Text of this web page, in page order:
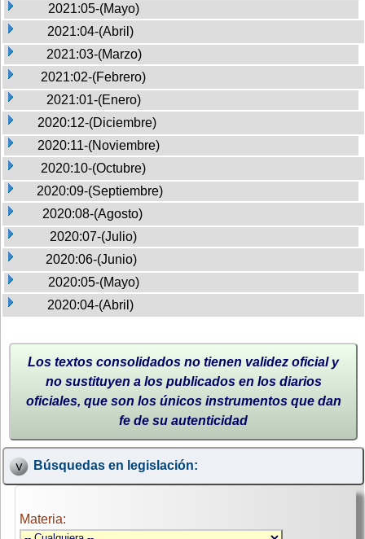
2021:05-(Mayo)
2021:04-(Abril)
2021:03-(Marzo)
2021:02-(Febrero)
2021:01-(Enero)
2020:12-(Diciembre)
2020:11-(Noviembre)
2020:10-(Octubre)
2020:09-(Septiembre)
2020:08-(Agosto)
2020:07-(Julio)
2020:06-(Junio)
2020:05-(Mayo)
2020:04-(Abril)
Los textos consolidados no tienen validez oficial y
no sustituyen a los publicados en los diarios
oficiales, que son los únicos instrumentos que dan
fe de su autenticidad
Búsquedas en legislación:
Materia: